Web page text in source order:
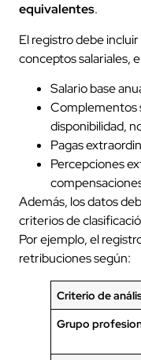
equivalentes.
El registro debe
conceptos salariales,
Salario base
Complementos
disponibilidad,
Pagas
Percepciones
Además, los datos
criterios de
Por ejemplo, el
retribuciones según:
Criterio de
Grupo